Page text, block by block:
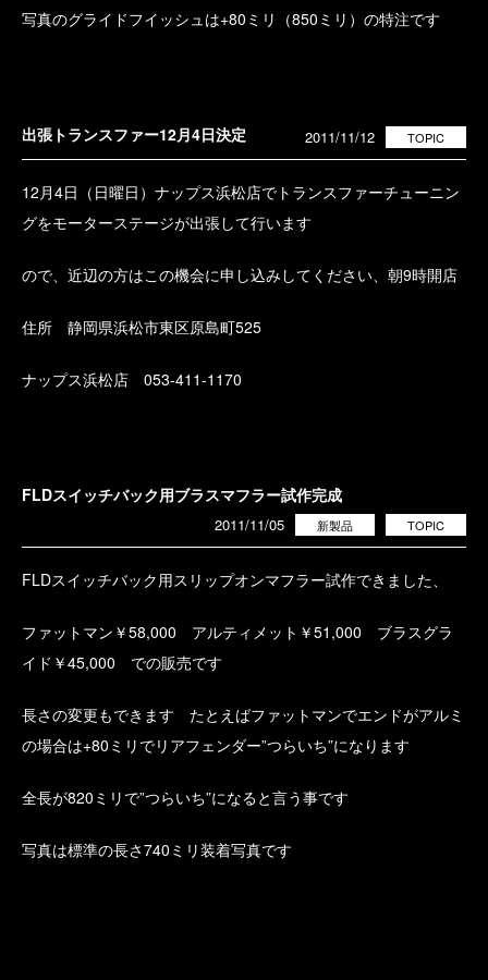
写真のグライドフイッシュは+80ミリ（850ミリ）の特注です
出張トランスファー12月4日決定 TOPIC
2011/11/12
12月4日（日曜日）ナップス浜松店でトランスファーチューニン
グをモーターステージが出張して行います
ので、近辺の方はこの機会に申し込みしてください、朝9時開店
住所 静岡県浜松市東区原島町525
ナップス浜松店 053-411-1170
FLDスイッチバック用ブラスマフラー試作完成
TOPIC
新製品
2011/11/05
FLDスイッチバック用スリップオンマフラー試作できました、
ファットマン￥58,000 アルティメット￥51,000 ブラスグラ
イド￥45,000 での販売です
長さの変更もできます たとえばファットマンでエンドがアルミ
の場合は+80ミリでリアフェンダー”つらいち”になります
全長が820ミリで”つらいち”になると言う事です
写真は標準の長さ740ミリ装着写真です